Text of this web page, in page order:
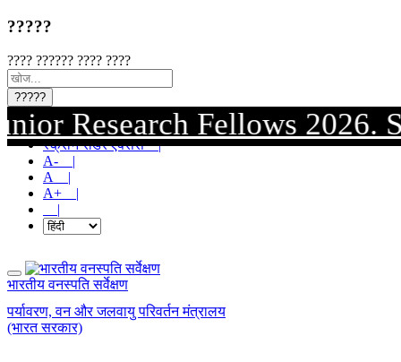
?????
???? ?????? ???? ????
?????
Fellows 2026.
मुख्य सामग्री पर जाएं |
स्क्रीन रीडर एक्सेस |
A- |
A |
A+ |
|
भारतीय वनस्पति सर्वेक्षण
पर्यावरण, वन और जलवायु परिवर्तन मंत्रालय
(भारत सरकार)